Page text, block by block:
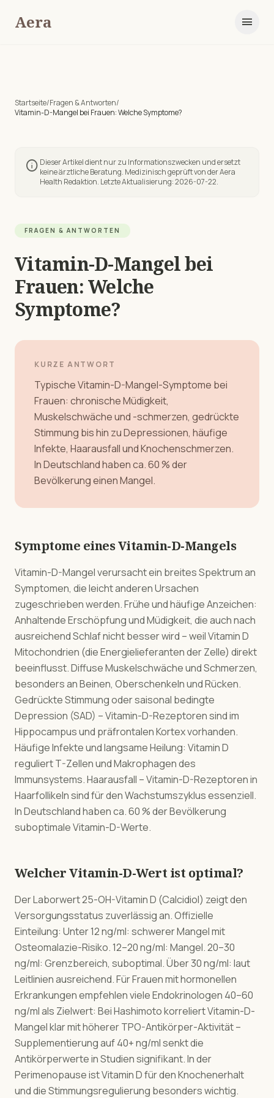
Aera menu
Startseite/Fragen & Antworten/
Vitamin-D-Mangel bei Frauen: Welche Symptome?
info Dieser Artikel dient nur zu Informationszwecken und ersetzt
keine ärztliche Beratung. Medizinisch geprüft von der Aera
Health Redaktion. Letzte Aktualisierung:2026-07-22.
FRAGEN & ANTWORTEN
Vitamin-D-Mangel bei
Frauen: Welche
Symptome?
KURZE ANTWORT
Typische Vitamin-D-Mangel-Symptome bei
Frauen: chronische Müdigkeit,
Muskelschwäche und -schmerzen, gedrückte
Stimmung bis hin zu Depressionen, häufige
Infekte, Haarausfall und Knochenschmerzen.
In Deutschland haben ca. 60 % der
Bevölkerung einen Mangel.
Symptome eines Vitamin-D-Mangels
Vitamin-D-Mangel verursacht ein breites Spektrum an
Symptomen, die leicht anderen Ursachen
zugeschrieben werden. Frühe und häufige Anzeichen:
Anhaltende Erschöpfung und Müdigkeit, die auch nach
ausreichend Schlaf nicht besser wird – weil Vitamin D
Mitochondrien (die Energielieferanten der Zelle) direkt
beeinflusst. Diffuse Muskelschwäche und Schmerzen,
besonders an Beinen, Oberschenkeln und Rücken.
Gedrückte Stimmung oder saisonal bedingte
Depression (SAD) – Vitamin-D-Rezeptoren sind im
Hippocampus und präfrontalen Kortex vorhanden.
Häufige Infekte und langsame Heilung: Vitamin D
reguliert T-Zellen und Makrophagen des
Immunsystems. Haarausfall – Vitamin-D-Rezeptoren in
Haarfollikeln sind für den Wachstumszyklus essenziell.
In Deutschland haben ca. 60 % der Bevölkerung
suboptimale Vitamin-D-Werte.
Welcher Vitamin-D-Wert ist optimal?
Der Laborwert 25-OH-Vitamin D (Calcidiol) zeigt den
Versorgungsstatus zuverlässig an. Offizielle
Einteilung: Unter 12 ng/ml: schwerer Mangel mit
Osteomalazie-Risiko. 12–20 ng/ml: Mangel. 20–30
ng/ml: Grenzbereich, suboptimal. Über 30 ng/ml: laut
Leitlinien ausreichend. Für Frauen mit hormonellen
Erkrankungen empfehlen viele Endokrinologen 40–60
ng/ml als Zielwert: Bei Hashimoto korreliert Vitamin-D-
Mangel klar mit höherer TPO-Antikörper-Aktivität –
Supplementierung auf 40+ ng/ml senkt die
Antikörperwerte in Studien signifikant. In der
Perimenopause ist Vitamin D für den Knochenerhalt
und die Stimmungsregulierung besonders wichtig.